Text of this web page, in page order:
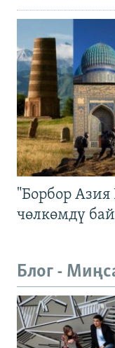
"Борбор
чөлкөмдү
Блог -